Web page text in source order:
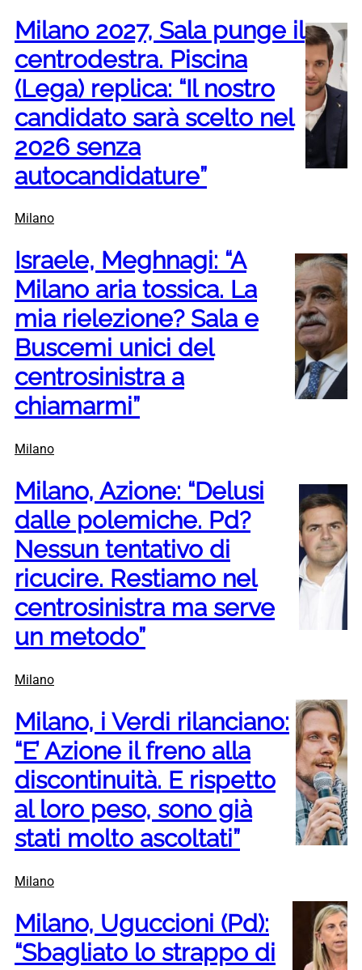
Milano 2027, Sala punge il
centrodestra. Piscina
(Lega) replica: “Il nostro
candidato sarà scelto nel
2026 senza
autocandidature”
Milano
Israele, Meghnagi: “A
Milano aria tossica. La
mia rielezione? Sala e
Buscemi unici del
centrosinistra a
chiamarmi”
Milano
Milano, Azione: “Delusi
dalle polemiche. Pd?
Nessun tentativo di
ricucire. Restiamo nel
centrosinistra ma serve
un metodo”
Milano
Milano, i Verdi rilanciano:
“E’ Azione il freno alla
discontinuità. E rispetto
al loro peso, sono già
stati molto ascoltati”
Milano
Milano, Uguccioni (Pd):
“Sbagliato lo strappo di